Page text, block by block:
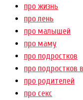
про жизнь
про лень
про малышей
про маму
про подростков
про подростков
про родителей
про секс